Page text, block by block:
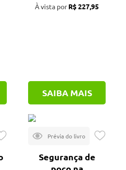
À vista porR$ 227,95
SAIBA MAIS
Segurança de